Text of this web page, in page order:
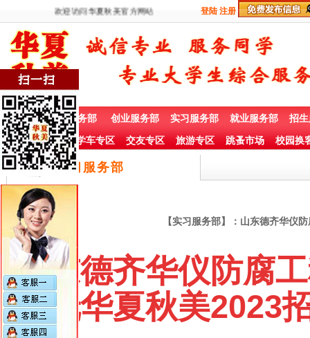
欢迎访问华夏秋美官方网站 登陆 注册
首 页 兼职服务部 创业服务部 实习服务部 就业服务部 招
社团赞助专栏 学车专区 交友专区 旅游专区 跳蚤市场 校园换
实习服务部
【实习服务部】：山东德齐华仪
山东德齐华仪防腐
委托华夏秋美2023